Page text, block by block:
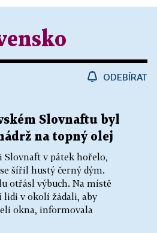
ODEBÍRAT
Slovnaftu byl
na topný olej
v pátek hořelo,
šířil hustý černý dým.
otřásl výbuch. Na místě
lidi v okolí žádali, aby
okna, informovala